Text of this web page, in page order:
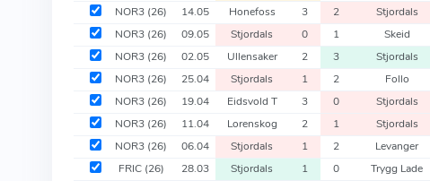
NOR3 (26) 14.05 Honefoss 3 2 Stjordals
NOR3 (26) 09.05 Stjordals 0 1 Skeid
NOR3 (26) 02.05 Ullensaker 2 3 Stjordals
NOR3 (26) 25.04 Stjordals 1 2 Follo
NOR3 (26) 19.04 Eidsvold T 3 0 Stjordals
NOR3 (26) 11.04 Lorenskog 2 1 Stjordals
NOR3 (26) 06.04 Stjordals 1 2 Levanger
FRIC (26) 28.03 Stjordals 1 0 Trygg Lade